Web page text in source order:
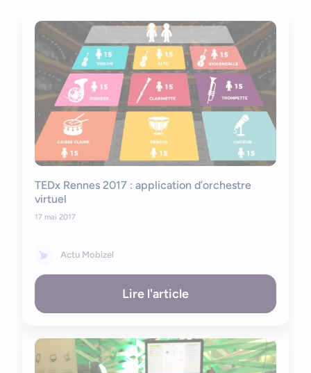
TEDx Rennes 2017 : application d’orchestre
virtuel
17 mai 2017
Actu Mobizel
Lire l'article